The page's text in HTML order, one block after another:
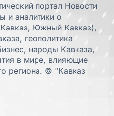
портал Новости
и аналитики о
Южный Кавказ),
геополитика
народы Кавказа,
в мире, влияющие
региона. © "Кавказ